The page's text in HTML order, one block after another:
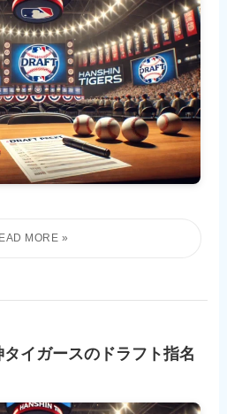
タイガースのドラフト指名